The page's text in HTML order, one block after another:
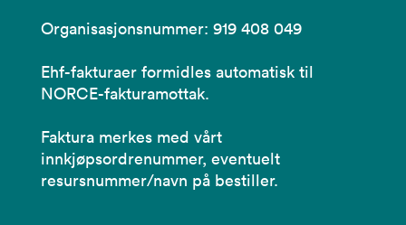
Organisasjonsnummer: 919 408 049
Ehf-fakturaer formidles automatisk til
NORCE-fakturamottak.
Faktura merkes med vårt
innkjøpsordrenummer, eventuelt
resursnummer/navn på bestiller.